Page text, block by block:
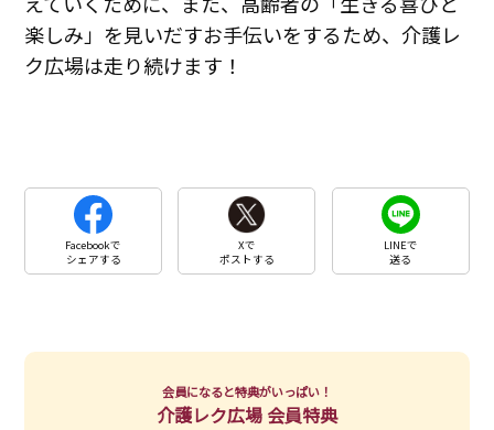
楽しみ」を見いだすお手伝いをするため、介護レ
ク広場は走り続けます！
Facebookで
シェアする
Xで
ポストする
LINEで
送る
会員になると特典がいっぱい！
介護レク広場 会員特典